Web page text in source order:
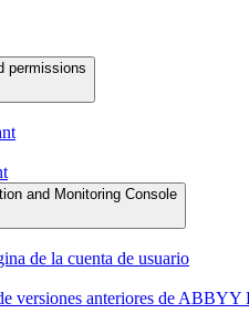
permissions
and Monitoring Console
de la cuenta de usuario
versiones anteriores de ABBYY